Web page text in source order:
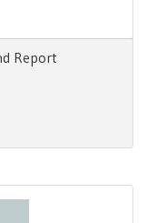
Report